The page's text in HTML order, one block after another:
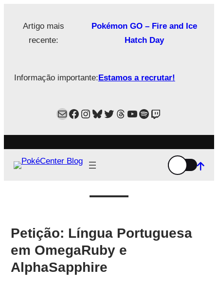
Artigo mais
recente:
Pokémon GO – Fire and Ice
Hatch Day
Informação importante:Estamos a recrutar!
MailFacebook
Instagram
Bluesky
Twitter
Estamos no Threads!
YouTube
Spotify
Twitch
Petição: Língua Portuguesa
em OmegaRuby e
AlphaSapphire